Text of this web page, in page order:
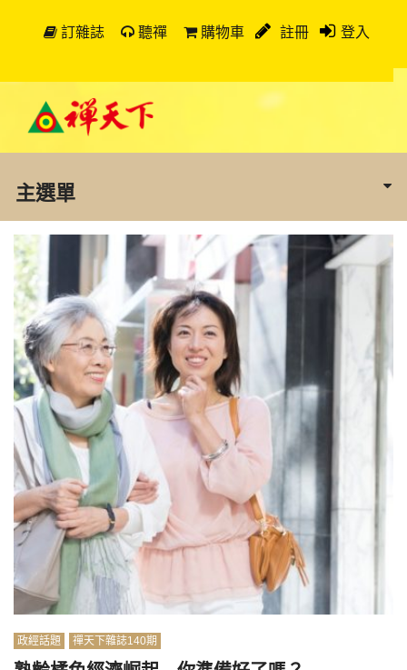
訂雜誌 聽禪 購物車 註冊 登入
主選單
政經話題 禪天下雜誌140期